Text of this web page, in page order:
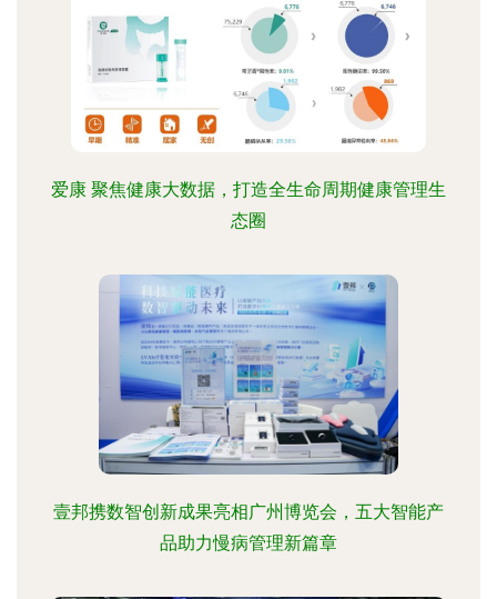
爱康 聚焦健康大数据，打造全生命周期健康管理生
态圈
壹邦携数智创新成果亮相广州博览会，五大智能产
品助力慢病管理新篇章